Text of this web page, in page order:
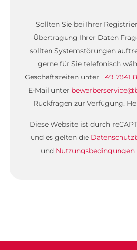
Sollten Sie bei Ihrer
Übertragung Ihrer Daten
sollten Systemstörungen
gerne für Sie telefonisch
Geschäftszeiten unter +49 7841
E-Mail unter
Rückfragen zur Verfügung.
Diese Website ist durch
und es gelten die
und Nutzungsbedingungen